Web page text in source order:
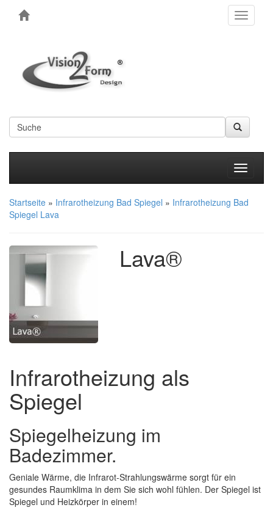
Toggle
Startseite » Infrarotheizung Bad Spiegel » Infrarotheizung Bad
Spiegel Lava
Lava®
Infrarotheizung als
Spiegel
Spiegelheizung im
Badezimmer.
Geniale Wärme, die Infrarot-Strahlungswärme sorgt für ein
gesundes Raumklima in dem Sie sich wohl fühlen. Der Spiegel ist
Spiegel und Heizkörper in einem!